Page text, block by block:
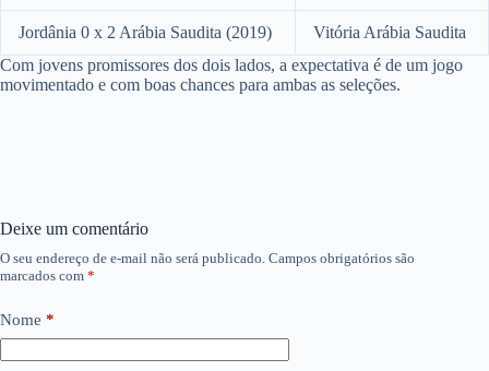
Jordânia 0 x 2 Arábia Saudita (2019)
Vitória Arábia Saudita
Com jovens promissores dos dois lados, a expectativa é de um jogo
movimentado e com boas chances para ambas as seleções.
Deixe um comentário
O seu endereço de e-mail não será publicado. Campos obrigatórios são
marcados com *
Nome *